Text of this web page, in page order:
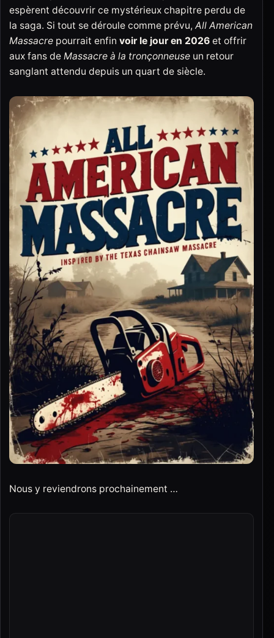
espèrent découvrir ce mystérieux chapitre perdu de
la saga. Si tout se déroule comme prévu, All American
Massacre pourrait enfin voir le jour en 2026 et offrir
aux fans de Massacre à la tronçonneuse un retour
sanglant attendu depuis un quart de siècle.
Nous y reviendrons prochainement …